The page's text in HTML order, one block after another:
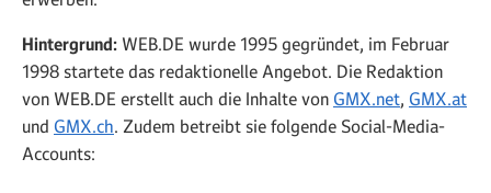
Hintergrund: WEB.DE wurde 1995 gegründet, im Februar
1998 startete das redaktionelle Angebot. Die Redaktion
von WEB.DE erstellt auch die Inhalte von GMX.net, GMX.at
und GMX.ch. Zudem betreibt sie folgende Social-Media-
Accounts: